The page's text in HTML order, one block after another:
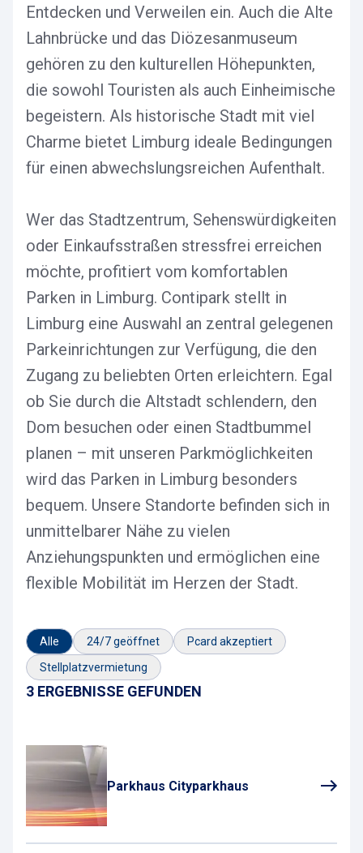
Entdecken und Verweilen ein. Auch die Alte
Lahnbrücke und das Diözesanmuseum
gehören zu den kulturellen Höhepunkten,
die sowohl Touristen als auch Einheimische
begeistern. Als historische Stadt mit viel
Charme bietet Limburg ideale Bedingungen
für einen abwechslungsreichen Aufenthalt.
Wer das Stadtzentrum, Sehenswürdigkeiten
oder Einkaufsstraßen stressfrei erreichen
möchte, profitiert vom komfortablen
Parken in Limburg. Contipark stellt in
Limburg eine Auswahl an zentral gelegenen
Parkeinrichtungen zur Verfügung, die den
Zugang zu beliebten Orten erleichtern. Egal
ob Sie durch die Altstadt schlendern, den
Dom besuchen oder einen Stadtbummel
planen – mit unseren Parkmöglichkeiten
wird das Parken in Limburg besonders
bequem. Unsere Standorte befinden sich in
unmittelbarer Nähe zu vielen
Anziehungspunkten und ermöglichen eine
flexible Mobilität im Herzen der Stadt.
Alle 24/7 geöffnet
Pcard akzeptiert
Stellplatzvermietung
3 ERGEBNISSE GEFUNDEN
Parkhaus Cityparkhaus